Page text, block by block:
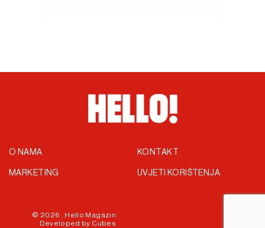
O NAMA
MARKETING
KONTAKT
UVJETI KORIŠTENJA
© 2026 , Hello Magazin
Developed by Cubes